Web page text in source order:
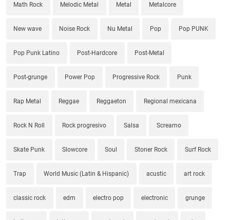
Math Rock Melodic Metal Metal Metalcore
New wave Noise Rock Nu Metal Pop Pop PUNK
Pop Punk Latino Post-Hardcore Post-Metal
Post-grunge Power Pop Progressive Rock Punk
Rap Metal Reggae Reggaeton Regional mexicana
Rock N Roll Rock progresivo Salsa Screamo
Skate Punk Slowcore Soul Stoner Rock Surf Rock
Trap World Music (Latin & Hispanic) acustic art rock
classic rock edm electro pop electronic grunge